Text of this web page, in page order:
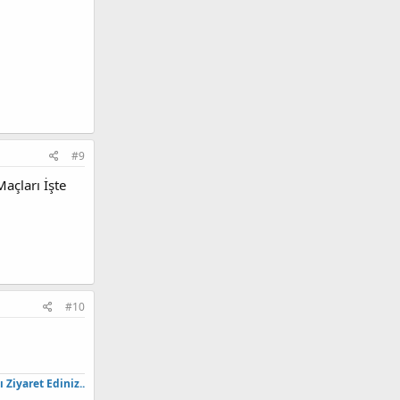
#9
İşte
#10
Ziyaret Ediniz..